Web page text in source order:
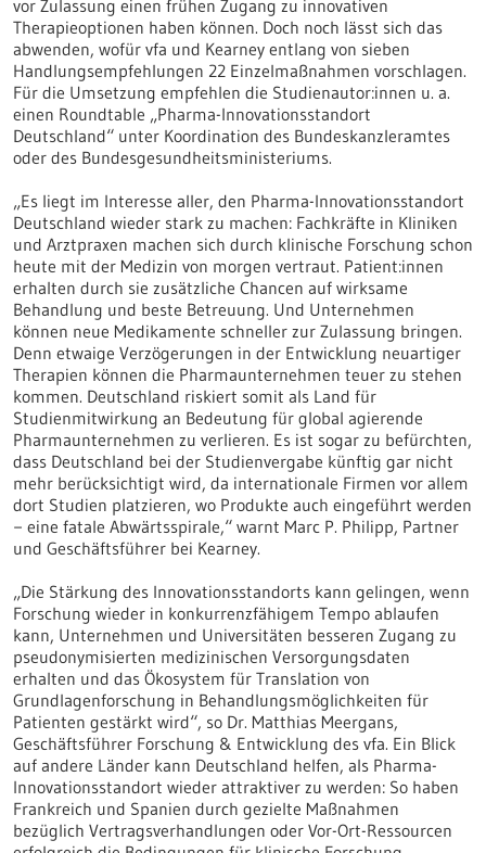
vor Zulassung einen frühen Zugang zu innovativen
Therapieoptionen haben können. Doch noch lässt sich das
abwenden, wofür vfa und Kearney entlang von sieben
Handlungsempfehlungen 22 Einzelmaßnahmen vorschlagen.
Für die Umsetzung empfehlen die Studienautor:innen u. a.
einen Roundtable „Pharma-Innovationsstandort
Deutschland“ unter Koordination des Bundeskanzleramtes
oder des Bundesgesundheitsministeriums.
„Es liegt im Interesse aller, den Pharma-Innovationsstandort
Deutschland wieder stark zu machen: Fachkräfte in Kliniken
und Arztpraxen machen sich durch klinische Forschung schon
heute mit der Medizin von morgen vertraut. Patient:innen
erhalten durch sie zusätzliche Chancen auf wirksame
Behandlung und beste Betreuung. Und Unternehmen
können neue Medikamente schneller zur Zulassung bringen.
Denn etwaige Verzögerungen in der Entwicklung neuartiger
Therapien können die Pharmaunternehmen teuer zu stehen
kommen. Deutschland riskiert somit als Land für
Studienmitwirkung an Bedeutung für global agierende
Pharmaunternehmen zu verlieren. Es ist sogar zu befürchten,
dass Deutschland bei der Studienvergabe künftig gar nicht
mehr berücksichtigt wird, da internationale Firmen vor allem
dort Studien platzieren, wo Produkte auch eingeführt werden
− eine fatale Abwärtsspirale,“ warnt Marc P. Philipp, Partner
und Geschäftsführer bei Kearney.
„Die Stärkung des Innovationsstandorts kann gelingen, wenn
Forschung wieder in konkurrenzfähigem Tempo ablaufen
kann, Unternehmen und Universitäten besseren Zugang zu
pseudonymisierten medizinischen Versorgungsdaten
erhalten und das Ökosystem für Translation von
Grundlagenforschung in Behandlungsmöglichkeiten für
Patienten gestärkt wird“, so Dr. Matthias Meergans,
Geschäftsführer Forschung & Entwicklung des vfa. Ein Blick
auf andere Länder kann Deutschland helfen, als Pharma-
Innovationsstandort wieder attraktiver zu werden: So haben
Frankreich und Spanien durch gezielte Maßnahmen
bezüglich Vertragsverhandlungen oder Vor-Ort-Ressourcen